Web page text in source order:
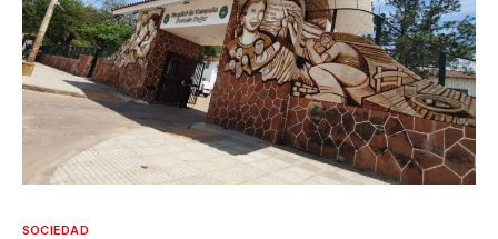
SOCIEDAD